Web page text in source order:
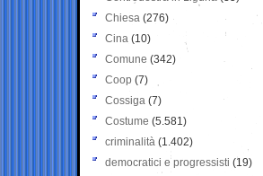
Chiesa (276)
Cina (10)
Comune (342)
Coop (7)
Cossiga (7)
Costume (5.581)
criminalità (1.402)
democratici e progressisti (19)